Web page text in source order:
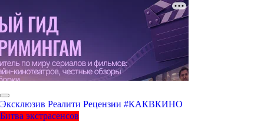
Эксклюзив Реалити Рецензии #КАКВКИНО
Битва экстрасенсов